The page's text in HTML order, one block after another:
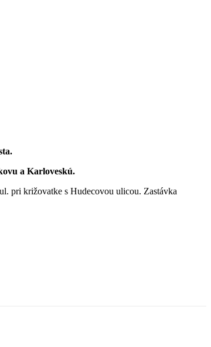
a Karloveskú.
pri križovatke s Hudecovou ulicou. Zastávka